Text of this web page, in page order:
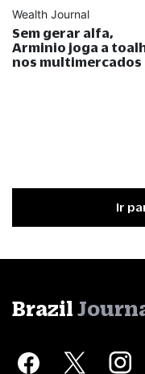
Wealth Journal
Sem gerar alfa,
Arminio joga a
nos multimercados
Ir
Brazil